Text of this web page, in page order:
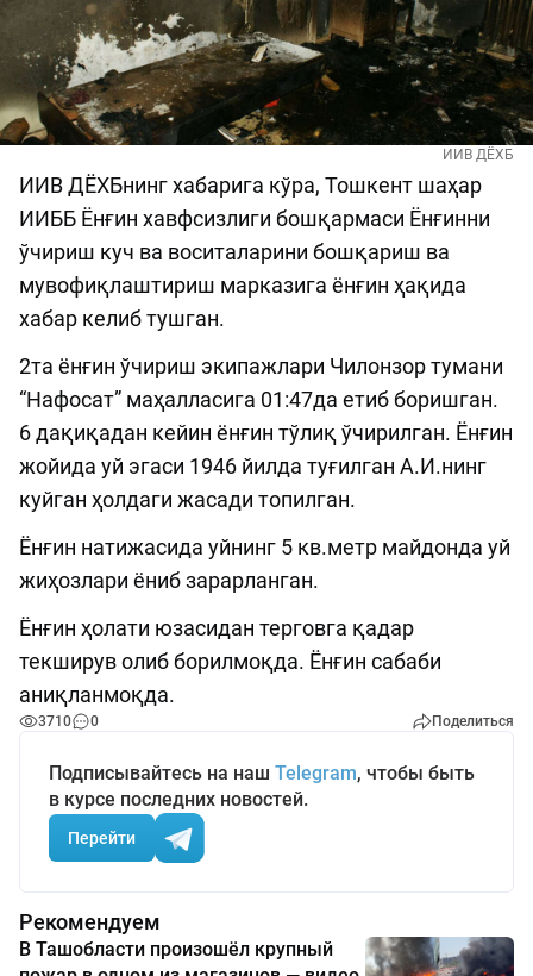
ИИВ ДЁХБ
ИИВ ДЁХБнинг хабарига кўра, Тошкент шаҳар
ИИББ Ёнғин хавфсизлиги бошқармаси Ёнғинни
ўчириш куч ва воситаларини бошқариш ва
мувофиқлаштириш марказига ёнғин ҳақида
хабар келиб тушган.
2та ёнғин ўчириш экипажлари Чилонзор тумани
“Нафосат” маҳалласига 01:47да етиб боришган.
6 дақиқадан кейин ёнғин тўлиқ ўчирилган. Ёнғин
жойида уй эгаси 1946 йилда туғилган А.И.нинг
куйган ҳолдаги жасади топилган.
Ёнғин натижасида уйнинг 5 кв.метр майдонда уй
жиҳозлари ёниб зарарланган.
Ёнғин ҳолати юзасидан терговга қадар
текширув олиб борилмоқда. Ёнғин сабаби
аниқланмоқда.
3710 0 Поделиться
Подписывайтесь на наш Telegram, чтобы быть
в курсе последних новостей.
Перейти
Рекомендуем
В Ташобласти произошёл крупный